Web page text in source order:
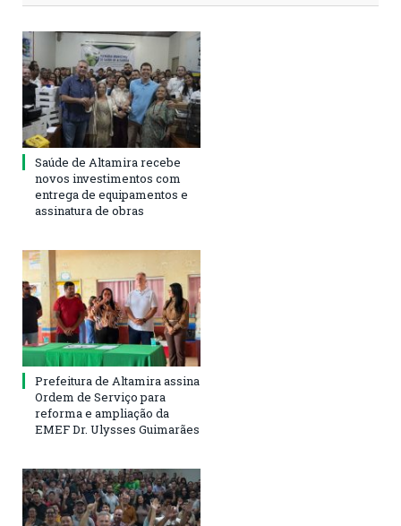
Saúde de Altamira recebe
novos investimentos com
entrega de equipamentos e
assinatura de obras
Prefeitura de Altamira assina
Ordem de Serviço para
reforma e ampliação da
EMEF Dr. Ulysses Guimarães